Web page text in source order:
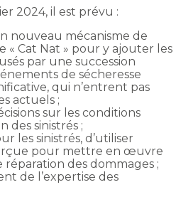
2024, il est prévu :
nouveau mécanisme de
« Cat Nat » pour y ajouter les
par une succession
de sécheresse
qui n’entrent pas
actuels ;
sur les conditions
des sinistrés ;
les sinistrés, d’utiliser
pour mettre en œuvre
réparation des dommages ;
de l’expertise des